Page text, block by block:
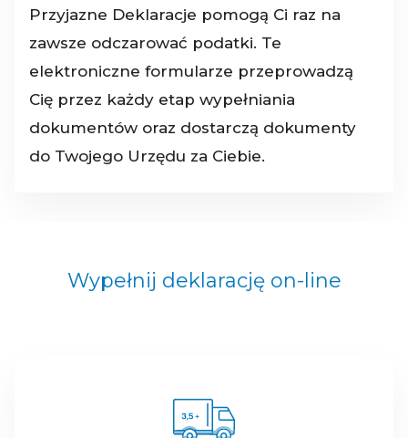
Przyjazne Deklaracje pomogą Ci raz na
zawsze odczarować podatki. Te
elektroniczne formularze przeprowadzą
Cię przez każdy etap wypełniania
dokumentów oraz dostarczą dokumenty
do Twojego Urzędu za Ciebie.
Wypełnij deklarację on-line